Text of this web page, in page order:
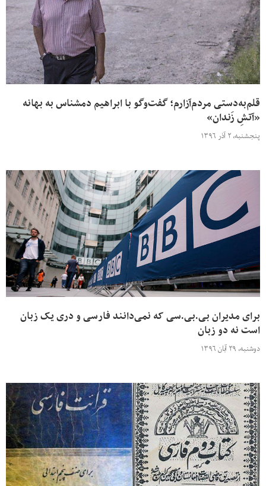
قلم‌به‌دستی مردم‌آزارم؛ گفت‌وگو با ابراهیم دمشناس به بهانه
«آتشِ زَندان»
پنجشنبه، ۲ آذر ۱۳۹۶
برای مدیران بی.بی.سی که نمی‌دانند فارسی و دری یک زبان
است نه دو زبان
دوشنبه، ۲۹ آبان ۱۳۹۶